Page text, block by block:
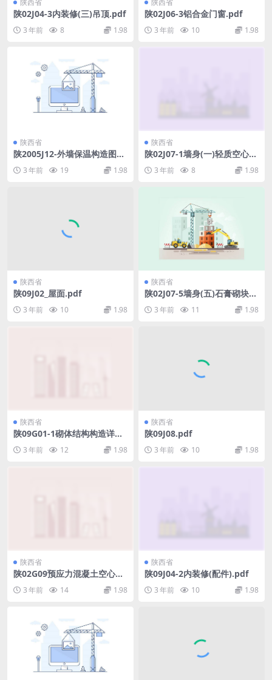
陕西省
陕02J04-3内装修(三)吊顶.pdf
3 年前 8 1.98
陕西省
陕02J06-3铝合金门窗.pdf
3 年前 10 1.98
陕西省
陕2005J12-外墙保温构造图集
3 年前 19 1.98
陕西省
陕02J07-1墙身(一)轻质空心条
3 年前 8 1.98
陕西省
陕09J02_屋面.pdf
3 年前 10 1.98
陕西省
陕02J07-5墙身(五)石膏砌块隔
3 年前 11 1.98
陕西省
陕09G01-1砌体结构构造详图
(P型烧结多孔砖)09系列结构
图集.pdf
3 年前 12 1.98
陕西省
陕09J08.pdf
3 年前 10 1.98
陕西省
陕02G09预应力混凝土空心板.
3 年前 14 1.98
陕西省
陕09J04-2内装修(配件).pdf
3 年前 10 1.98